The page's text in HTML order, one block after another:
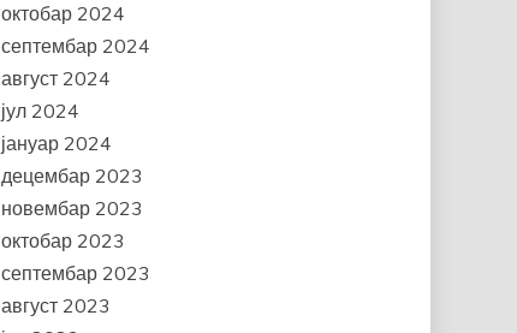
октобар 2024
септембар 2024
август 2024
јул 2024
јануар 2024
децембар 2023
новембар 2023
октобар 2023
септембар 2023
август 2023